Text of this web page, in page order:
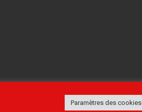
Paramètres des cookies